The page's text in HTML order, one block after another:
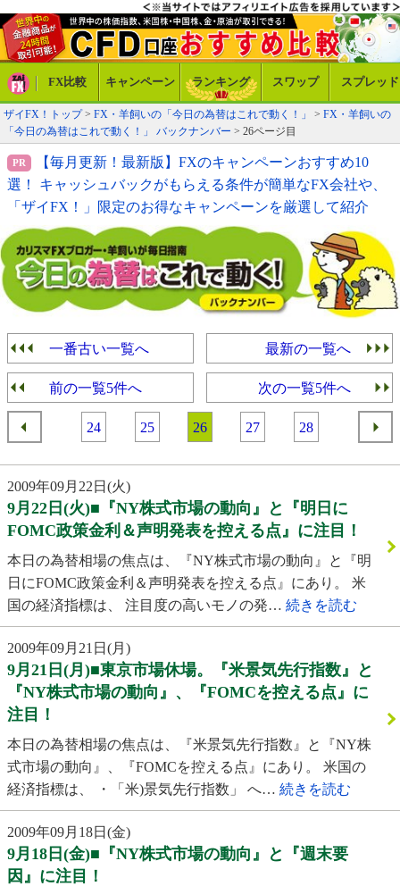
FX比較 キャンペーン ランキング スワップ スプレッド
ザイFX！トップ> FX・羊飼いの「今日の為替はこれで動く！」 > FX・羊飼いの
「今日の為替はこれで動く！」 バックナンバー > 26ページ目
【毎月更新！最新版】FXのキャンペーンおすすめ10
選！ キャッシュバックがもらえる条件が簡単なFX会社や、
「ザイFX！」限定のお得なキャンペーンを厳選して紹介
一番古い一覧へ 最新の一覧へ
前の一覧5件へ 次の一覧5件へ
24 25 26 27 28
2009年09月22日(火)
9月22日(火)■『NY株式市場の動向』と『明日に
FOMC政策金利＆声明発表を控える点』に注目！
本日の為替相場の焦点は、『NY株式市場の動向』と『明
日にFOMC政策金利＆声明発表を控える点』にあり。 米
国の経済指標は、 注目度の高いモノの発… 続きを読む
2009年09月21日(月)
9月21日(月)■東京市場休場。『米景気先行指数』と
『NY株式市場の動向』、『FOMCを控える点』に
注目！
本日の為替相場の焦点は、『米景気先行指数』と『NY株
式市場の動向』、『FOMCを控える点』にあり。 米国の
経済指標は、 ・「米)景気先行指数」 へ… 続きを読む
2009年09月18日(金)
9月18日(金)■『NY株式市場の動向』と『週末要
因』に注目！